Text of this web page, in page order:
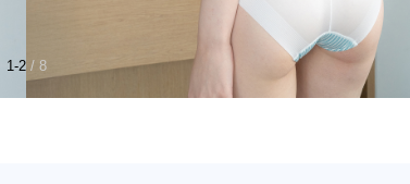
1-2/ 8